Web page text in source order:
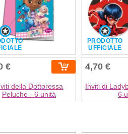
€
della Dottoressa
Peluche - 6 unità
PRODOTTO
UFFICIALE
4,70 €
Inviti di
6